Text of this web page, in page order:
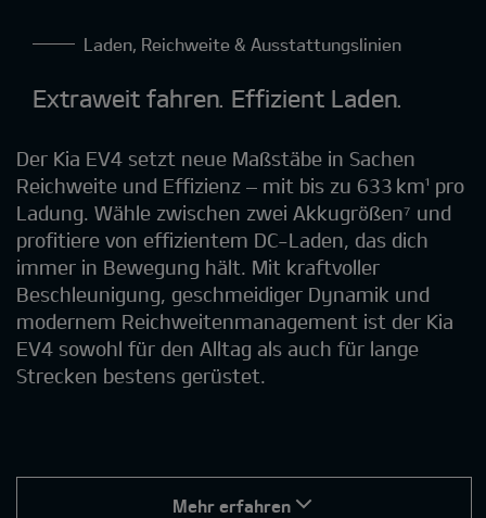
Laden, Reichweite & Ausstattungslinien
Extraweit fahren. Effizient Laden.
Der Kia EV4 setzt neue Maßstäbe in Sachen
Reichweite und Effizienz – mit bis zu 633 km¹ pro
Ladung. Wähle zwischen zwei Akkugrößen⁷ und
profitiere von effizientem DC-Laden, das dich
immer in Bewegung hält. Mit kraftvoller
Beschleunigung, geschmeidiger Dynamik und
modernem Reichweitenmanagement ist der Kia
EV4 sowohl für den Alltag als auch für lange
Strecken bestens gerüstet.
Mehr erfahren